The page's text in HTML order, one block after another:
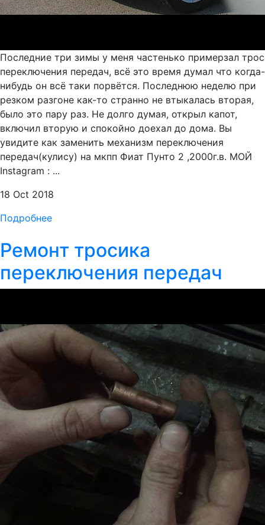
Последние три зимы у меня частенько примерзал трос
переключения передач, всё это время думал что когда-
нибудь он всё таки порвётся. Последнюю неделю при
резком разгоне как-то странно не втыкалась вторая,
было это пару раз. Не долго думая, открыл капот,
включил вторую и спокойно доехал до дома. Вы
увидите как заменить механизм переключения
передач(кулису) на мкпп Фиат Пунто 2 ,2000г.в. МОЙ
Instagram : ...
18 Oct 2018
Подробнее
Ремонт тросика
переключения передач